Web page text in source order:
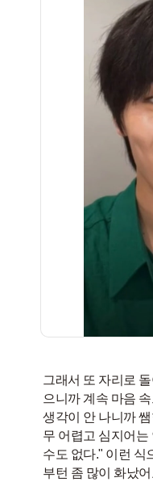
그래서 또 자리로
으니까 계속 마음
생각이 안 나니까
무 어렵고 심지어는
수도 없다." 이런 식
부턴 좀 많이 화났